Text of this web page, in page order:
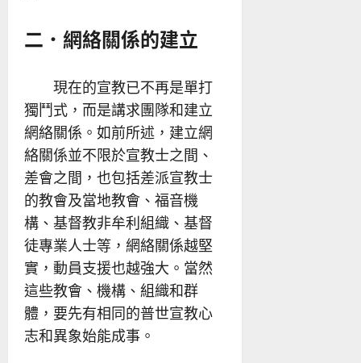
二．網絡關係的建立
現在的宣教已不再是單打
獨鬥式，而是講求團隊和建立
網絡關係。如前所述，建立網
絡關係並不限於宣教士之間、
差會之間，也包括差派宣教士
的教會及當地教會、福音機
構、基督教非牟利組織、基督
徒專業人士等，網絡關係越堅
實，動員支援也越強大。當然
這些教會、機構、組織和群
體，要先有相同的普世宣教心
志和異象始能成事。